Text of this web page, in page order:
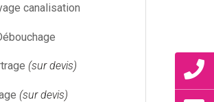
canalisation
(sur devis)
(sur devis)